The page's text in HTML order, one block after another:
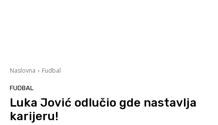
Naslovna Fudbal
FUDBAL
Luka Jović odlučio gde nastavlja
karijeru!